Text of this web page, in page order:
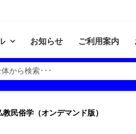
お知らせ ご利用案内
民俗学（オンデマンド版）